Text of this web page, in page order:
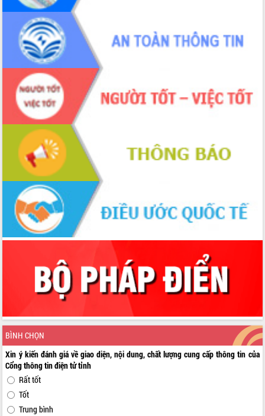
BÌNH CHỌN
Xin ý kiến đánh giá về giao diện, nội dung, chất lượng cung cấp thông tin của
Cổng thông tin điện tử tỉnh
Rất tốt
Tốt
Trung bình